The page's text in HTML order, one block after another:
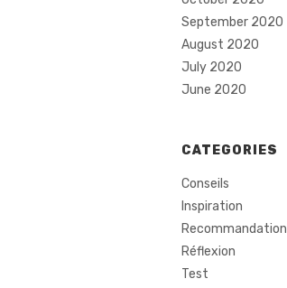
September 2020
August 2020
July 2020
June 2020
CATEGORIES
Conseils
Inspiration
Recommandation
Réflexion
Test